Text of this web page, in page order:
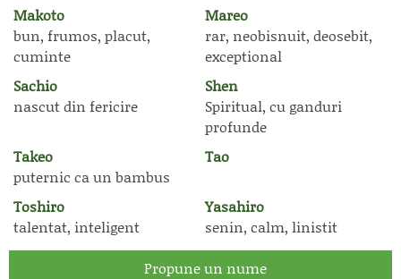
Makoto
bun, frumos, placut,
cuminte
Mareo
rar, neobisnuit, deosebit,
exceptional
Sachio
nascut din fericire
Shen
Spiritual, cu ganduri
profunde
Takeo
puternic ca un bambus
Tao
Toshiro
talentat, inteligent
Yasahiro
senin, calm, linistit
Propune un nume